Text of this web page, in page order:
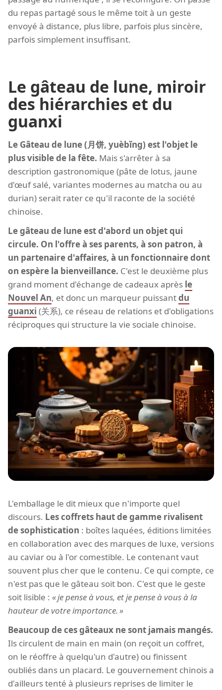
du repas partagé sous le même toit à un geste
envoyé à distance, plus libre, parfois plus sincère,
parfois simplement insuffisant.
Le gâteau de lune, miroir
des hiérarchies et du
guanxi
Le Gâteau de lune (月饼, yuèbǐng) est l'objet le
plus visible de la fête. Mais s'arrêter à sa
description gastronomique (pâte de lotus, jaune
d'œuf salé, variantes modernes au matcha ou au
durian) serait rater ce qu'il raconte de la société
chinoise.
Le gâteau de lune est d'abord un objet qui
circule. On l'offre à ses parents, à son patron, à
un partenaire d'affaires, à un fonctionnaire dont
on espère la bienveillance. C'est le deuxième plus
grand moment d'échange de cadeaux après le
Nouvel An, et donc un marqueur puissantdu
guanxi (关系), ce réseau de relations et d'obligations
réciproques qui structure la vie sociale chinoise.
L'emballage le dit mieux que n'importe quel
discours. Les coffrets haut de gamme rivalisent
de sophistication : boîtes laquées, éditions limitées
en collaboration avec des marques de luxe, versions
au caviar ou à l'or comestible. Le contenant vaut
souvent plus cher que le contenu. Ce qui compte, ce
n'est pas que le gâteau soit bon. C'est que le geste
soit lisible :
je pense à vous, et je pense à vous à la
hauteur de votre importance.
Beaucoup de ces gâteaux ne sont jamais mangés.
Ils circulent de main en main (on reçoit un coffret,
on le réoffre à quelqu'un d'autre) ou finissent
oubliés dans un placard. Le gouvernement chinois a
d'ailleurs tenté à plusieurs reprises de limiter le